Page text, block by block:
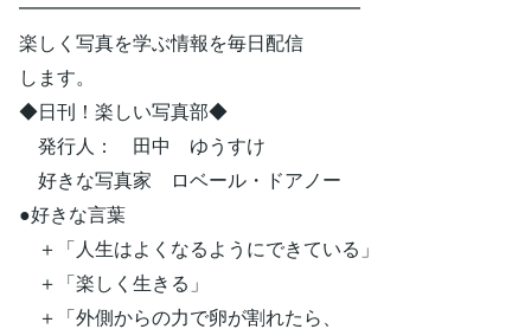
━━━━━━━━━━━━━━━━━━
楽しく写真を学ぶ情報を毎日配信
します。
◆日刊！楽しい写真部◆
発行人： 田中 ゆうすけ
好きな写真家 ロベール・ドアノー
●好きな言葉
＋「人生はよくなるようにできている」
＋「楽しく生きる」
＋「外側からの力で卵が割れたら、